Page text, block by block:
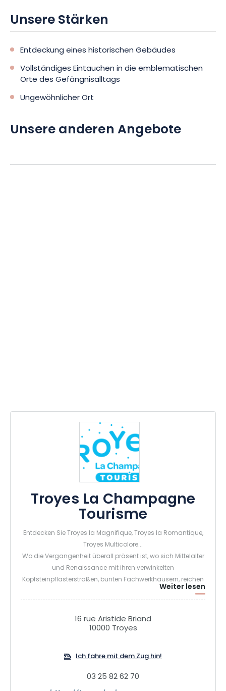
Unsere Stärken
Entdeckung eines historischen Gebäudes
Vollständiges Eintauchen in die emblematischen
Orte des Gefängnisalltags
Ungewöhnlicher Ort
Unsere anderen Angebote
Troyes La Champagne
Tourisme
Entdecken Sie Troyes la Magnifique, Troyes la Romantique,
Troyes Multicolore...
Wo die Vergangenheit überall präsent ist, wo sich Mittelalter
und Renaissance mit ihren verwinkelten
Kopfsteinpflasterstraßen, bunten Fachwerkhäusern, reichen
Stadthäusern, verzierten Kirchen und geheimen Höfen
vermischen...
Wo die reiche Geschichte ihre Spuren hinterlassen hat und
die sich kokett gibt, indem sie zu einer zweiten Jugend
der höfischen Liebe und dem Liebeshof von einst und
poetischen Orten voller Charme für die Liebenden von
Weiter lesen
16 rue Aristide Briand
10000 Troyes
Ich fahre mit dem Zug hin!
03 25 82 62 70